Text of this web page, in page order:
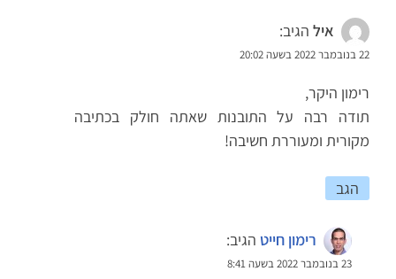
איל הגיב:
22 בנובמבר 2022 בשעה 20:02
רימון היקר,
תודה רבה על התובנות שאתה חולק בכתיבה
מקורית ומעוררת חשיבה!
הגב
רימון חייט הגיב:
23 בנובמבר 2022 בשעה 8:41